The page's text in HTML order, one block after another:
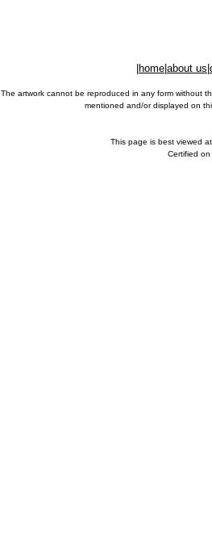
home about us
The artwork cannot be reproduced in any form without
mentioned and/or displayed on
This page is best viewed
Certified on